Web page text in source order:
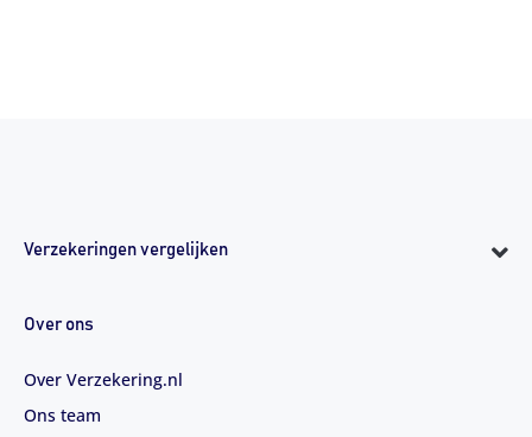
Verzekeringen vergelijken
Over ons
Over Verzekering.nl
Ons team